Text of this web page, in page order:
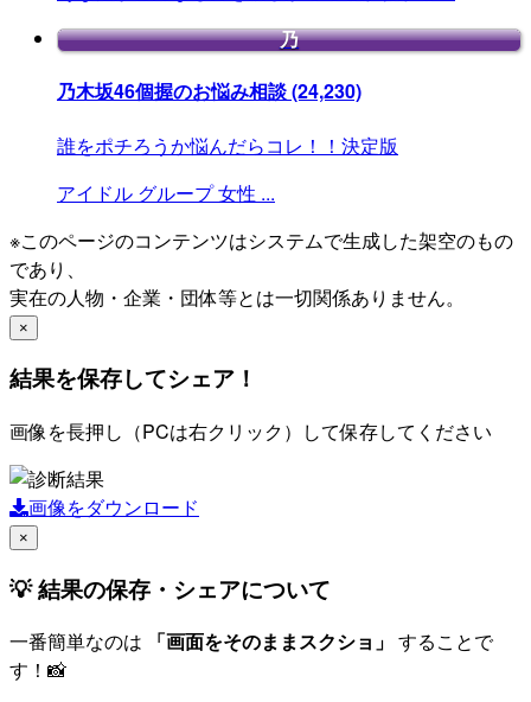
乃
乃木坂46個握のお悩み相談(24,230)
誰をポチろうか悩んだらコレ！！決定版
アイドル グループ女性 ...
※このページのコンテンツはシステムで生成した架空のもの
であり、
実在の人物・企業・団体等とは一切関係ありません。
×
結果を保存してシェア！
画像を長押し（PCは右クリック）して保存してください
画像をダウンロード
×
💡 結果の保存・シェアについて
一番簡単なのは 「画面をそのままスクショ」 することで
す！📸